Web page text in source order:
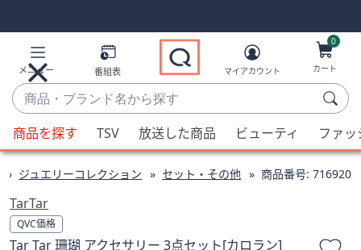
Links
Links2
メニュー 番組表
商
品・
ブ
ラ
ン
名
か
候
補
利
用
可
能
マイアカウント
0
カート
商品を探す TSV 放送した商品 ビューティ ファ
ジュエリーコレクション セット・その他 商品番号: 716920
TarTar
QVC価格
Tar Tar 珊瑚 アクセサリー 3点セット[カロラン]